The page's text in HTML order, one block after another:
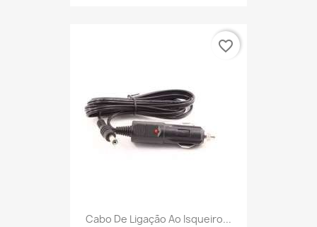
Cabo De Ligação Ao Isqueiro...
favorite_border